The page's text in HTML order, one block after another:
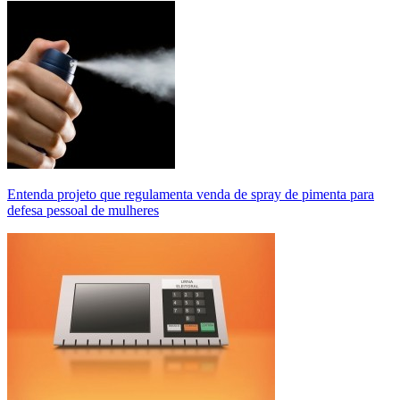
Entenda projeto que regulamenta venda de spray de pimenta para
defesa pessoal de mulheres